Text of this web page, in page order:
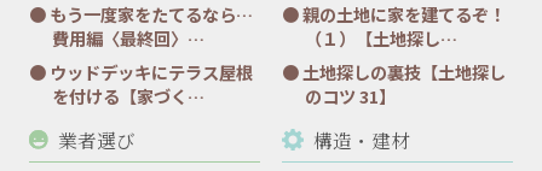
もう一度家をたてるなら…
費用編〈最終回〉…
ウッドデッキにテラス屋根
を付ける【家づく…
親の土地に家を建てるぞ！
（１）【土地探し…
土地探しの裏技【土地探し
のコツ 31】
業者選び 構造・建材